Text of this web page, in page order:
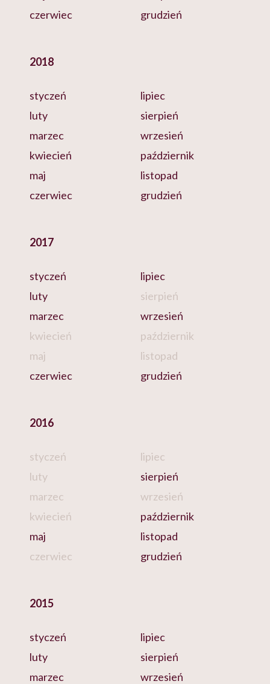
czerwiec
grudzień
2018
styczeń
luty
marzec
kwiecień
maj
czerwiec
lipiec
sierpień
wrzesień
październik
listopad
grudzień
2017
styczeń
luty
marzec
kwiecień
maj
czerwiec
lipiec
sierpień
wrzesień
październik
listopad
grudzień
2016
styczeń
luty
marzec
kwiecień
maj
czerwiec
lipiec
sierpień
wrzesień
październik
listopad
grudzień
2015
styczeń
luty
marzec
lipiec
sierpień
wrzesień